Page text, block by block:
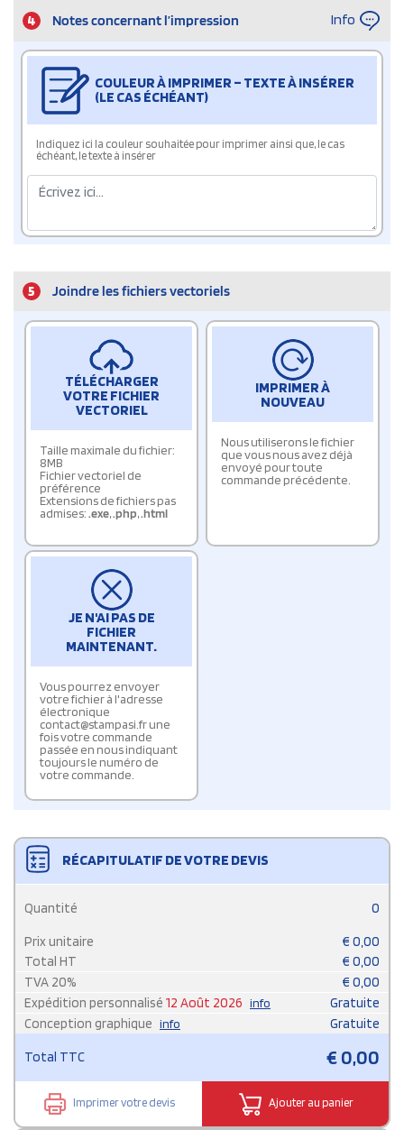
4 Notes concernant l’impression Info
COULEUR À IMPRIMER – TEXTE À INSÉRER
(LE CAS ÉCHÉANT)
Indiquez ici la couleur souhaitée pour imprimer ainsi que, le cas
échéant, le texte à insérer
5 Joindre les fichiers vectoriels
TÉLÉCHARGER
VOTRE FICHIER
VECTORIEL
Taille maximale du fichier:
8MB
Fichier vectoriel de
préférence
Extensions de fichiers pas
admises:.exe,.php,.html
IMPRIMER À
NOUVEAU
Nous utiliserons le fichier
que vous nous avez déjà
envoyé pour toute
commande précédente.
JE N'AI PAS DE
FICHIER
MAINTENANT.
Vous pourrez envoyer
votre fichier à l'adresse
électronique
contact@stampasi.fr une
fois votre commande
passée en nous indiquant
toujours le numéro de
votre commande.
RÉCAPITULATIF DE VOTRE DEVIS
Quantité 0
Prix unitaire € 0,00
Total HT
€ 0,00
TVA 20% € 0,00
Expédition personnalisé 12 Août 2026 info
Gratuite
Conception graphique info Gratuite
Total TTC €0,00
Imprimer votre devis Ajouter au panier